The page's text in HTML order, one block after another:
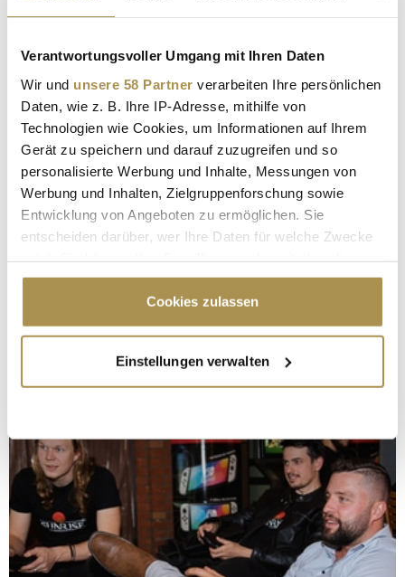
Verantwortungsvoller Umgang mit Ihren Daten
Wir und unsere 58 Partner verarbeiten Ihre persönlichen
Daten, wie z. B. Ihre IP-Adresse, mithilfe von
Technologien wie Cookies, um Informationen auf Ihrem
Gerät zu speichern und darauf zuzugreifen und so
personalisierte Werbung und Inhalte, Messungen von
Werbung und Inhalten, Zielgruppenforschung sowie
Entwicklung von Angeboten zu ermöglichen. Sie
entscheiden darüber, wer Ihre Daten für welche Zwecke
Cookie-Erklärung oder durch Klicken auf das Privacy
Trigger Symbol ändern oder widerrufen
Informationen über Ihre geografische Lage
erfassen, welche bis auf einige Meter genau sein
bestimmten Merkmalen (Fingerprinting) identifizieren
Erfahren Sie mehr darüber, wie Ihre persönlichen Daten
verarbeitet werden, und legen Sie Ihre Präferenzen im
Abschnitt Einzelheiten
fest.
Wir verwenden Cookies, um Inhalte und Anzeigen zu
Cookies zulassen
Einstellungen verwalten